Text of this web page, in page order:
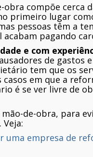
obra compõe cerca
primeiro lugar
pessoas têm a
pagando
e com
de gastos
tem que os
em que a
é se ver livre de
de-obra, para
uma empresa de